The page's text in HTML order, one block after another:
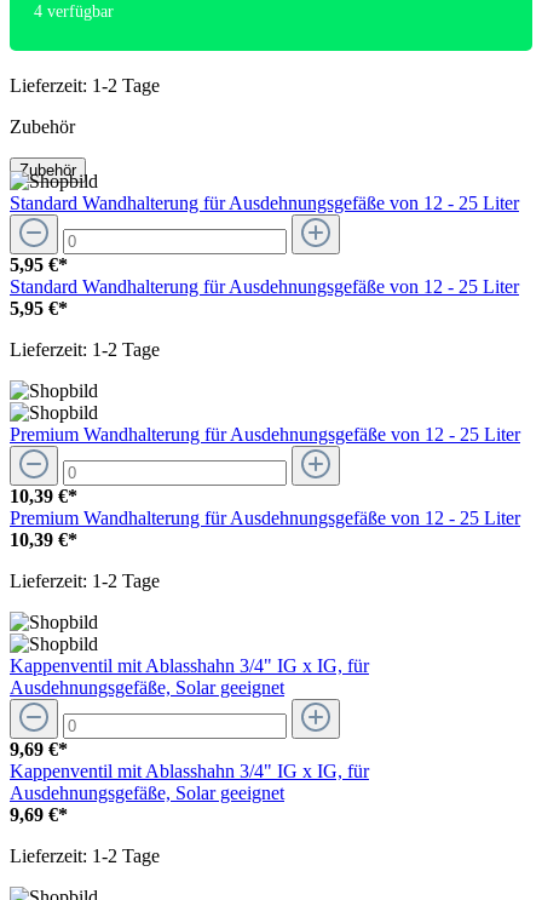
4 verfügbar
Lieferzeit: 1-2 Tage
Zubehör
Zubehör
Standard Wandhalterung für Ausdehnungsgefäße von 12 - 25 Liter
5,95 €*
Standard Wandhalterung für Ausdehnungsgefäße von 12 - 25 Liter
5,95 €*
Lieferzeit: 1-2 Tage
Premium Wandhalterung für Ausdehnungsgefäße von 12 - 25 Liter
10,39 €*
Premium Wandhalterung für Ausdehnungsgefäße von 12 - 25 Liter
10,39 €*
Lieferzeit: 1-2 Tage
Kappenventil mit Ablasshahn 3/4" IG x IG, für
Ausdehnungsgefäße, Solar geeignet
9,69 €*
Kappenventil mit Ablasshahn 3/4" IG x IG, für
Ausdehnungsgefäße, Solar geeignet
9,69 €*
Lieferzeit: 1-2 Tage